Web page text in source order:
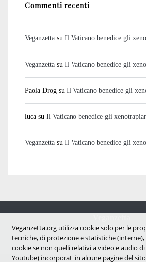
Commenti recenti
Veganzettasu Il Vaticano benedice gli
Veganzettasu Il Vaticano benedice gli
Paola Drogsu Il Vaticano benedice gli
lucasu Il Vaticano benedice gli
Veganzettasu Il Vaticano benedice gli
Notizie dal mondo vegan e
Veganzetta.org utilizza cookie solo per le
tecniche, di protezione e statistiche
cookie se non quelli relativi a video e audio
Youtube) incorporati in alcune pagine del